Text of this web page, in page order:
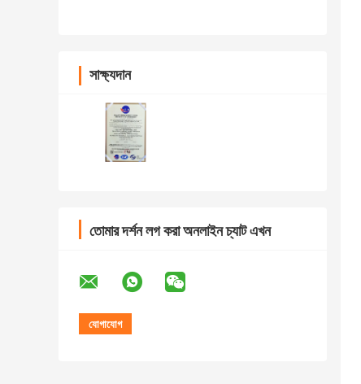
সাক্ষ্যদান
তোমার দর্শন লগ করা অনলাইন চ্যাট এখন